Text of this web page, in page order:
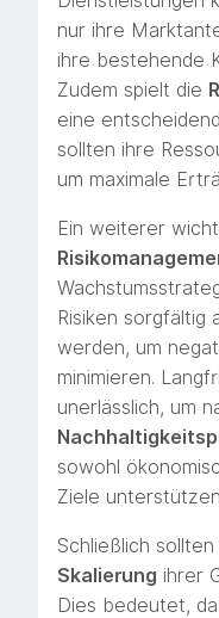
nur ihre
ihre bestehende
Zudem spielt die
eine
sollten ihre
um maximale
Ein weiterer
Risiken sorgfältig
werden, um
minimieren.
unerlässlich, um
sowohl
Ziele
Schließlich
Skalierung ihrer
Dies bedeutet,